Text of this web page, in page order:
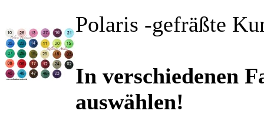
Polaris -gefräßte
In verschiedenen
auswählen!